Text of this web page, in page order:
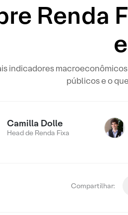
Renda
indicadores
públicos e o
Camilla Dolle
Head de Renda Fixa
Compartilhar: